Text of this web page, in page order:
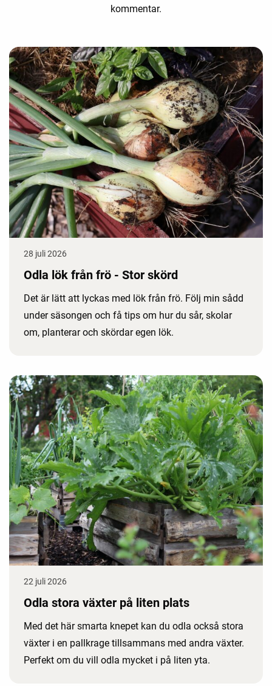
kommentar.
28 juli 2026
Odla lök från frö - Stor skörd
Det är lätt att lyckas med lök från frö. Följ min sådd
under säsongen och få tips om hur du sår, skolar
om, planterar och skördar egen lök.
22 juli 2026
Odla stora växter på liten plats
Med det här smarta knepet kan du odla också stora
växter i en pallkrage tillsammans med andra växter.
Perfekt om du vill odla mycket i på liten yta.